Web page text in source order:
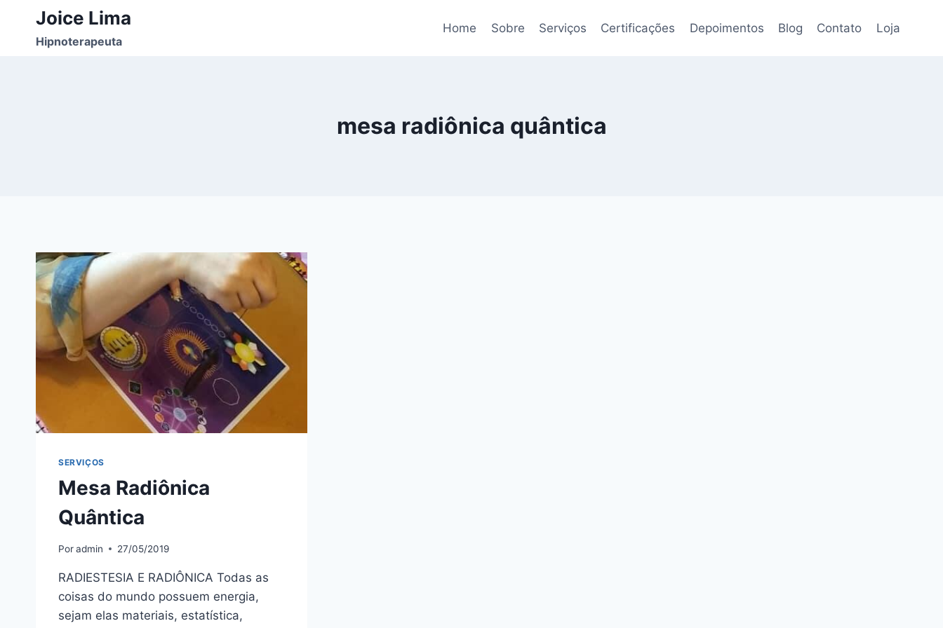
Joice Lima
Hipnoterapeuta
Home Sobre Serviços Certificações Depoimentos Blog Contato Loja
mesa radiônica quântica
SERVIÇOS
Mesa Radiônica
Quântica
Poradmin 27/05/2019
RADIESTESIA E RADIÔNICA Todas as
coisas do mundo possuem energia,
sejam elas materiais, estatística,